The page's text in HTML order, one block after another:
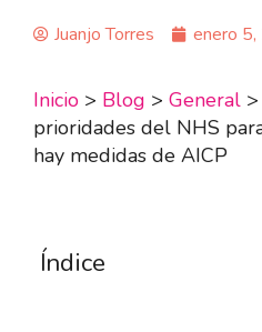
Juanjo Torres enero
Inicio > Blog > General >
prioridades del NHS
hay medidas de AICP
Índice